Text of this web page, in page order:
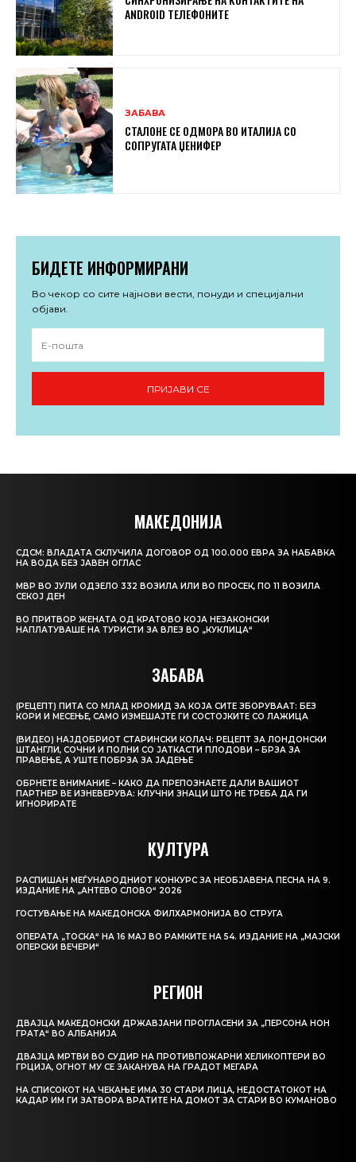
ANDROID ТЕЛЕФОНИТЕ
ЗАБАВА
СТАЛОНЕ СЕ ОДМОРА ВО ИТАЛИЈА СО
СОПРУГАТА ЏЕНИФЕР
БИДЕТЕ ИНФОРМИРАНИ
Во чекор со сите најнови вести, понуди и специјални
објави.
ПРИЈАВИ СЕ
МАКЕДОНИЈА
СДСМ: ВЛАДАТА СКЛУЧИЛА ДОГОВОР ОД 100.000 ЕВРА ЗА НАБАВКА
НА ВОДА БЕЗ ЈАВЕН ОГЛАС
МВР ВО ЈУЛИ ОДЗЕЛО 332 ВОЗИЛА ИЛИ ВО ПРОСЕК, ПО 11 ВОЗИЛА
СЕКОЈ ДЕН
ВО ПРИТВОР ЖЕНАТА ОД КРАТОВО КОЈА НЕЗАКОНСКИ
НАПЛАТУВАШЕ НА ТУРИСТИ ЗА ВЛЕЗ ВО „КУКЛИЦА“
ЗАБАВА
(РЕЦЕПТ) ПИТА СО МЛАД КРОМИД ЗА КОЈА СИТЕ ЗБОРУВААТ: БЕЗ
КОРИ И МЕСЕЊЕ, САМО ИЗМЕШАЈТЕ ГИ СОСТОЈКИТЕ СО ЛАЖИЦА
(ВИДЕО) НАЈДОБРИОТ СТАРИНСКИ КОЛАЧ: РЕЦЕПТ ЗА ЛОНДОНСКИ
ШТАНГЛИ, СОЧНИ И ПОЛНИ СО ЈАТКАСТИ ПЛОДОВИ – БРЗА ЗА
ПРАВЕЊЕ, А УШТЕ ПОБРЗА ЗА ЈАДЕЊЕ
ОБРНЕТЕ ВНИМАНИЕ – КАКО ДА ПРЕПОЗНАЕТЕ ДАЛИ ВАШИОТ
ПАРТНЕР ВЕ ИЗНЕВЕРУВА: КЛУЧНИ ЗНАЦИ ШТО НЕ ТРЕБА ДА ГИ
ИГНОРИРАТЕ
КУЛТУРА
РАСПИШАН МЕЃУНАРОДНИОТ КОНКУРС ЗА НЕОБЈАВЕНА ПЕСНА НА 9.
ИЗДАНИЕ НА „АНТЕВО СЛОВО“ 2026
ГОСТУВАЊЕ НА МАКЕДОНСКА ФИЛХАРМОНИЈА ВО СТРУГА
ОПЕРАТА „ТОСКА“ НА 16 МАЈ ВО РАМКИТЕ НА 54. ИЗДАНИЕ НА „МАЈСКИ
ОПЕРСКИ ВЕЧЕРИ“
РЕГИОН
ДВАЈЦА МАКЕДОНСКИ ДРЖАВЈАНИ ПРОГЛАСЕНИ ЗА „ПЕРСОНА НОН
ГРАТА“ ВО АЛБАНИЈА
ДВАЈЦА МРТВИ ВО СУДИР НА ПРОТИВПОЖАРНИ ХЕЛИКОПТЕРИ ВО
ГРЦИЈА, ОГНОТ МУ СЕ ЗАКАНУВА НА ГРАДОТ МЕГАРА
НА СПИСОКОТ НА ЧЕКАЊЕ ИМА 30 СТАРИ ЛИЦА, НЕДОСТАТОКОТ НА
КАДАР ИМ ГИ ЗАТВОРА ВРАТИТЕ НА ДОМОТ ЗА СТАРИ ВО КУМАНОВО